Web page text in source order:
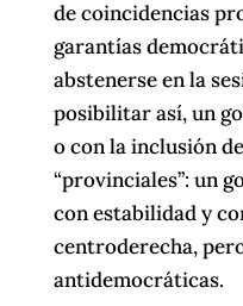
de coincidencias
garantías
abstenerse en la
posibilitar así, un
o con la inclusión
“provinciales”: un
con estabilidad y
centroderecha,
antidemocráticas.